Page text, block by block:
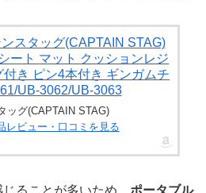
スタッグ(CAPTAIN STAG)
ート マット クッションレジ
き ピン4本付き ギンガムチ
UB-3062/UB-3063
ッグ(CAPTAIN STAG)
レビュー・口コミを見る
ることが多いため、 ポータブル